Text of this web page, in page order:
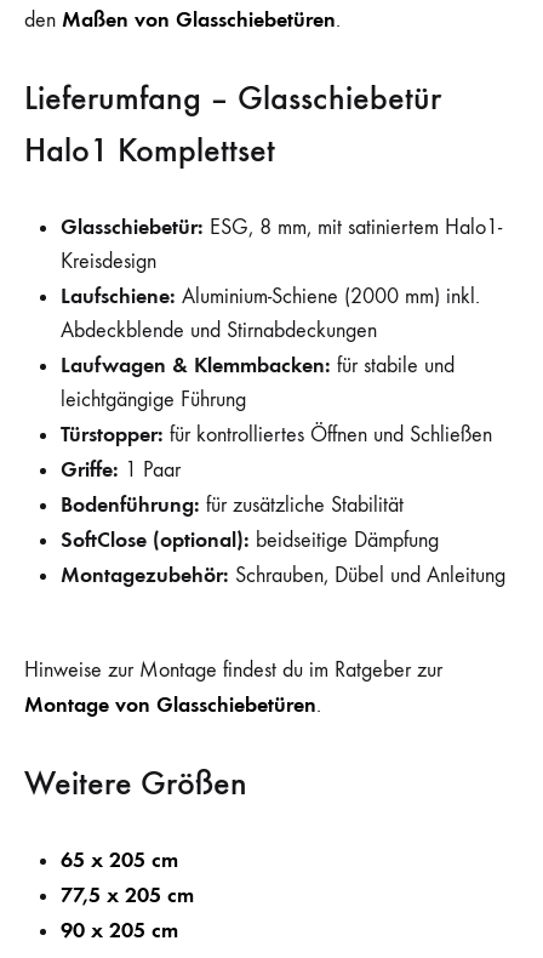
den Maßen von Glasschiebetüren.
Lieferumfang – Glasschiebetür
Halo1 Komplettset
Glasschiebetür: ESG, 8 mm, mit satiniertem Halo1-
Kreisdesign
Laufschiene: Aluminium-Schiene (2000 mm) inkl.
Abdeckblende und Stirnabdeckungen
Laufwagen & Klemmbacken: für stabile und
leichtgängige Führung
Türstopper: für kontrolliertes Öffnen und Schließen
Griffe: 1 Paar
Bodenführung: für zusätzliche Stabilität
SoftClose (optional): beidseitige Dämpfung
Montagezubehör: Schrauben, Dübel und Anleitung
Hinweise zur Montage findest du im Ratgeber zur
Montage von Glasschiebetüren.
Weitere Größen
65 x 205 cm
77,5 x 205 cm
90 x 205 cm